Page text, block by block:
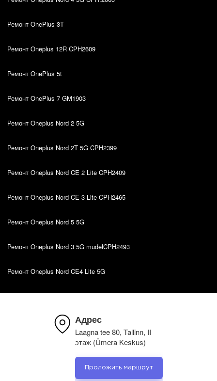
Ремонт OnePlus 3T
Ремонт Oneplus 12R CPH2609
Ремонт OnePlus 5t
Ремонт OnePlus 7 GM1903
Ремонт Oneplus Nord 2 5G
Ремонт Oneplus Nord 2T 5G CPH2399
Ремонт Oneplus Nord CE 2 Lite CPH2409
Ремонт Oneplus Nord CE 3 Lite CPH2465
Ремонт Oneplus Nord 5 5G
Ремонт Oneplus Nord 3 5G mudelCPH2493
Ремонт Oneplus Nord CE4 Lite 5G
Адрес
Laagna tee 80, Tallinn, II
этаж (Ümera Keskus)
Проложить маршрут